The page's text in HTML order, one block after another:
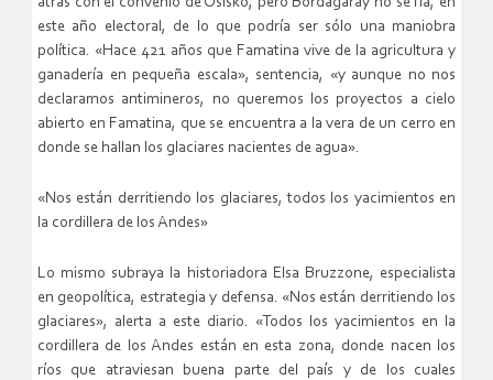
este año electoral, de lo que podría ser sólo una maniobra
política. «Hace 421 años que Famatina vive de la agricultura y
ganadería en pequeña escala», sentencia, «y aunque no nos
declaramos antimineros, no queremos los proyectos a cielo
abierto en Famatina, que se encuentra a la vera de un cerro en
donde se hallan los glaciares nacientes de agua».
«Nos están derritiendo los glaciares, todos los yacimientos en
la cordillera de los Andes»
Lo mismo subraya la historiadora Elsa Bruzzone, especialista
en geopolítica, estrategia y defensa. «Nos están derritiendo los
glaciares», alerta a este diario. «Todos los yacimientos en la
cordillera de los Andes están en esta zona, donde nacen los
ríos que atraviesan buena parte del país y de los cuales